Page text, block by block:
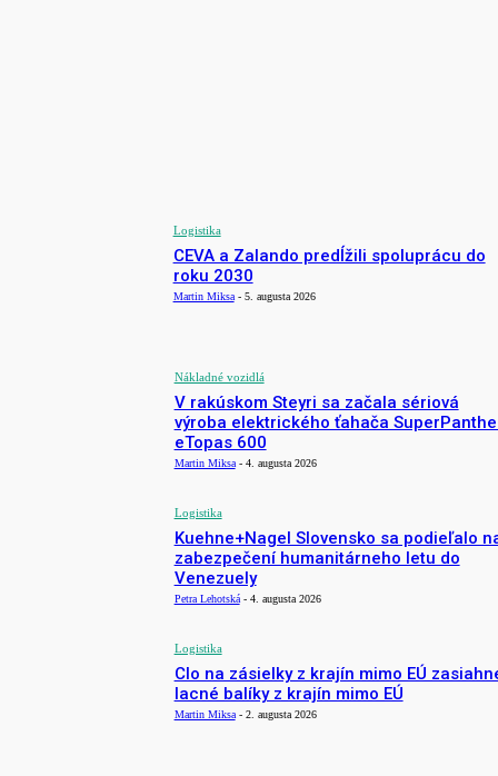
Logistika
CEVA a Zalando predĺžili spoluprácu do
roku 2030
Martin Miksa - 5. augusta 2026
Nákladné vozidlá
V rakúskom Steyri sa začala sériová
výroba elektrického ťahača
eTopas 600
Martin Miksa - 4. augusta 2026
Logistika
Kuehne+Nagel Slovensko sa podieľalo
zabezpečení humanitárneho letu do
Venezuely
Petra Lehotská - 4. augusta 2026
Logistika
Clo na zásielky z krajín mimo EÚ
lacné balíky z krajín mimo EÚ
Martin Miksa - 2. augusta 2026